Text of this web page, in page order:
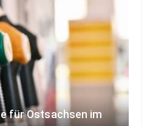
für Ostsachsen im